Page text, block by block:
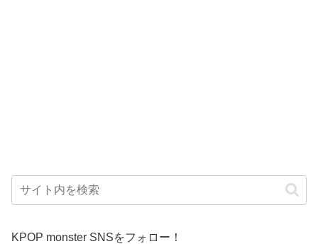
KPOP monster SNSをフォロー！